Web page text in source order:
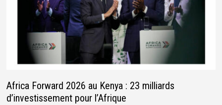
Africa Forward 2026 au Kenya : 23 milliards
d’investissement pour l’Afrique